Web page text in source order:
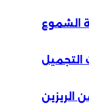
الشموع
الريزين